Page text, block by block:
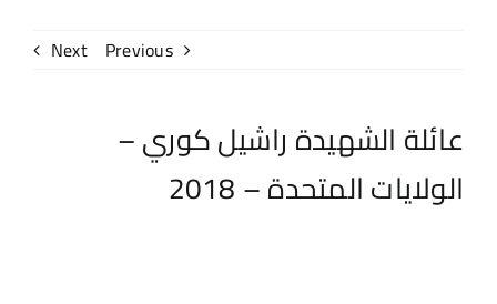
Previous
Next
عائلة الشهيدة راشيل كوري –
الولايات المتحدة – 2018